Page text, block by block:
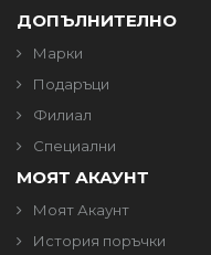
ДОПЪЛНИТЕЛНО
Марки
Подаръци
Филиал
Специални
МОЯТ АКАУНТ
Моят Акаунт
История поръчки